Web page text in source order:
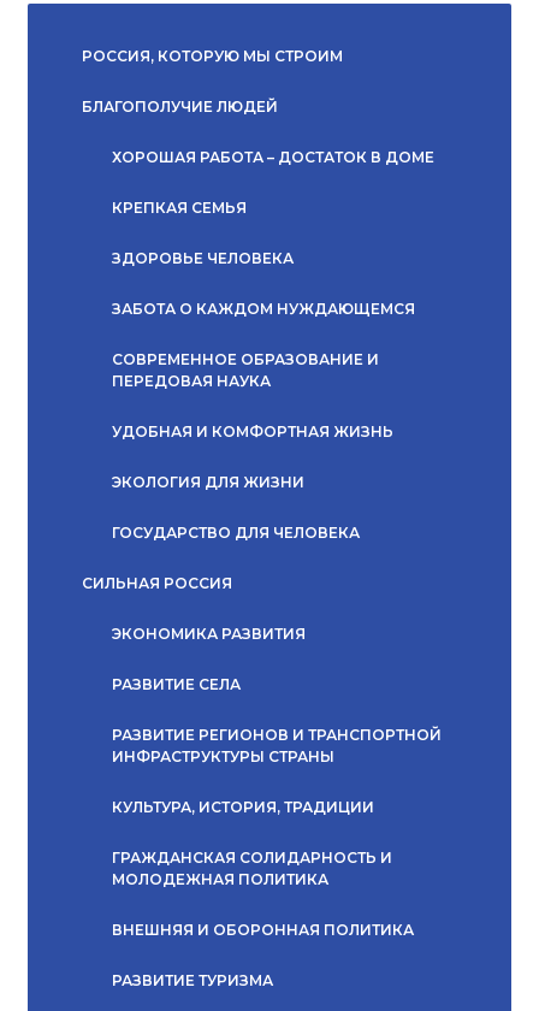
РОССИЯ, КОТОРУЮ МЫ СТРОИМ
БЛАГОПОЛУЧИЕ ЛЮДЕЙ
ХОРОШАЯ РАБОТА – ДОСТАТОК В ДОМЕ
КРЕПКАЯ СЕМЬЯ
ЗДОРОВЬЕ ЧЕЛОВЕКА
ЗАБОТА О КАЖДОМ НУЖДАЮЩЕМСЯ
СОВРЕМЕННОЕ ОБРАЗОВАНИЕ И
ПЕРЕДОВАЯ НАУКА
УДОБНАЯ И КОМФОРТНАЯ ЖИЗНЬ
ЭКОЛОГИЯ ДЛЯ ЖИЗНИ
ГОСУДАРСТВО ДЛЯ ЧЕЛОВЕКА
СИЛЬНАЯ РОССИЯ
ЭКОНОМИКА РАЗВИТИЯ
РАЗВИТИЕ СЕЛА
РАЗВИТИЕ РЕГИОНОВ И ТРАНСПОРТНОЙ
ИНФРАСТРУКТУРЫ СТРАНЫ
КУЛЬТУРА, ИСТОРИЯ, ТРАДИЦИИ
ГРАЖДАНСКАЯ СОЛИДАРНОСТЬ И
МОЛОДЕЖНАЯ ПОЛИТИКА
ВНЕШНЯЯ И ОБОРОННАЯ ПОЛИТИКА
РАЗВИТИЕ ТУРИЗМА